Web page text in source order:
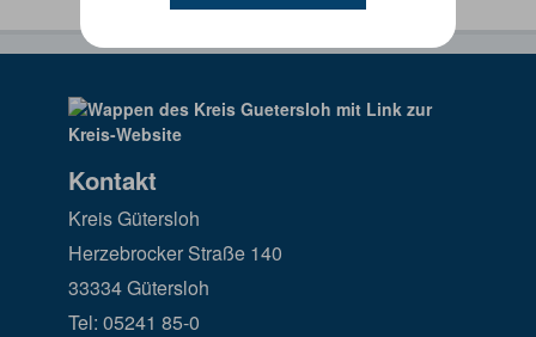
Kontakt
Kreis Gütersloh
Herzebrocker Straße 140
33334 Gütersloh
Tel: 05241 85-0